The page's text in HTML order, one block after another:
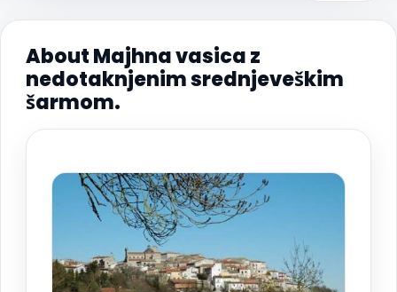
About Majhna vasica z
nedotaknjenim srednjeveškim
šarmom.